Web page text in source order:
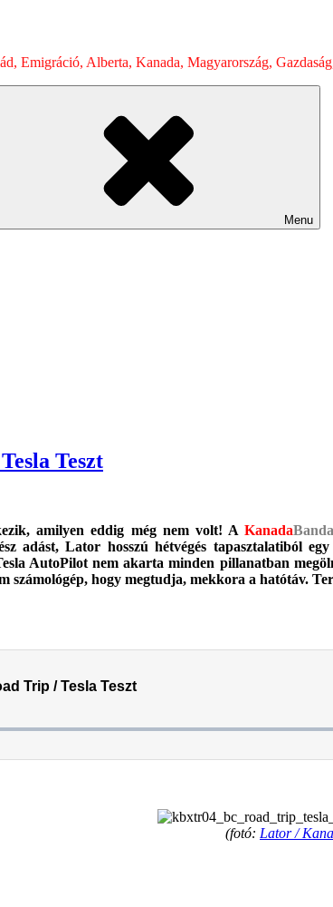
Emigráció, Alberta, Kanada, Magyarország,
Menu
Teszt
amilyen eddig még nem volt! AKanadaBanda
adást, Lator hosszú hétvégés tapasztalatiból
AutoPilot nem akarta minden pillanatban
számológép, hogy megtudja, mekkora a hatótáv.
(fotó: Lator /